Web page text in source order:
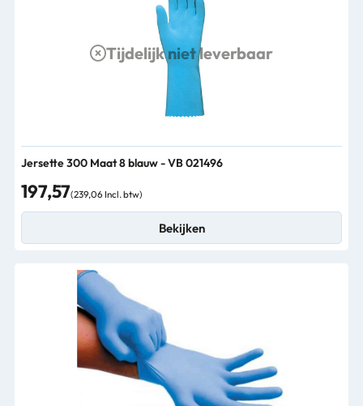
Tijdelijk niet leverbaar
Jersette 300 Maat 8 blauw - VB 021496
197,57(239,06 Incl. btw)
Bekijken